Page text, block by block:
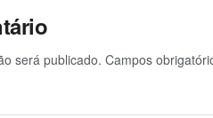
será publicado. Campos